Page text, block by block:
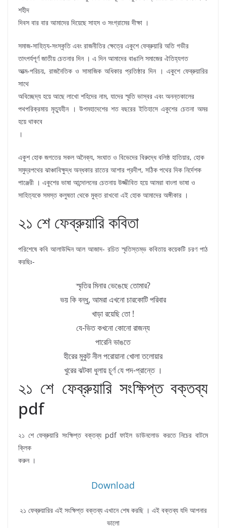
শহীদ
দিবস বার বার আমাদের দিয়েছে সাহস ও সংগ্রামের দীক্ষা ।
সমাজ-সাহিত্য-সংস্কৃতি এবং রাজনীতির ক্ষেত্রে একুশে ফেব্রুয়ারি অতি গভীর
তাৎপর্যপূর্ণ জাতীয় চেতনার দিন । এ দিন আমাদের বাঙালি সমাজের ঐতিহ্যগত
আত্ম-পরিচয়, রাজনৈতিক ও সামাজিক অধিকার প্রতিষ্ঠার দিন । একুশে ফেব্রুয়ারির
সাথে
অবিচ্ছেদ্য হয়ে আছে লাখো শহিদের নাম, যাদের স্মৃতি ভাস্বর এবং অনন্তকালের
পথপরিক্রমায় মৃত্যুহীন । উপমহাদেশের শত বছরের ইতিহাসে একুশের চেতনা অমর
হয়ে থাকবে
।
একুশ হোক জগতের সকল অনৈক্য, সংঘাত ও বিভেদের বিরুদ্ধে বলিষ্ঠ হাতিয়ার, হোক
সমুদ্রপথের ঝাঞ্চাবিক্ষুদ্ধ অন্ধকার রাতের আশার প্রদীপ, সঠিক পথের দিক নির্দেশক
পাঞ্জেরী । একুশের ভাষা আন্দোলনের চেতনায় উজ্জীবিত হয়ে আমরা বাংলা ভাষা ও
সাহিত্যকে সমস্ত কলুষতা থেকে মুক্ত রাখবো এই হোক আমাদের অঙ্গীকার ।
২১ শে ফেব্রুয়ারি কবিতা
পরিশেষে কবি আলাউদ্দিন আল আজাদ- রচিত স্মৃতিস্তম্ভ কবিতায় কয়েকটি চরণ পাঠ
করছিঃ-
স্মৃতির মিনার ভেঙেছে তোমার?
ভয় কি বন্ধু, আমরা এখনো চারকোটি পরিবার
খাড়া রয়েছি তো !
যে-ভিত কখনো কোনো রাজন্য
পারেনি ভাঙতে
হীরের মুকুট নীল পরোয়ানা খোলা তলোয়ার
খুরের ঝটকা ধুলায় চূর্ণ যে পদ-প্রান্তে ।
২১ শে ফেব্রুয়ারি সংক্ষিপ্ত বক্তব্য
pdf
২১ শে ফেব্রুয়ারি সংক্ষিপ্ত বক্তব্য pdf ফাইল ডাউনলোড করতে নিচের বাটমে
ক্লিক
করুন ।
Download
২১ ফেব্রুয়ারির এই সংক্ষিপ্ত বক্তব্য এখানে শেষ করছি । এই বক্তব্য যদি আপনার
ভালো